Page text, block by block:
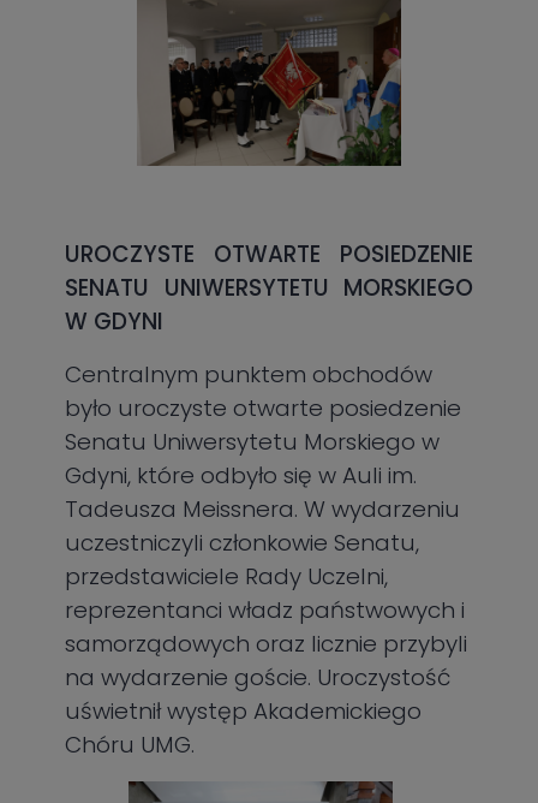
UROCZYSTE OTWARTE POSIEDZENIE
SENATU UNIWERSYTETU MORSKIEGO
W GDYNI
Centralnym punktem obchodów
było uroczyste otwarte posiedzenie
Senatu Uniwersytetu Morskiego w
Gdyni, które odbyło się w Auli im.
Tadeusza Meissnera. W wydarzeniu
uczestniczyli członkowie Senatu,
przedstawiciele Rady Uczelni,
reprezentanci władz państwowych i
samorządowych oraz licznie przybyli
na wydarzenie goście. Uroczystość
uświetnił występ Akademickiego
Chóru UMG.